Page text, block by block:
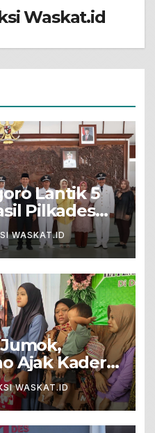
Waskat.id
Lantik 5
Pilkades
Waktu
WASKAT.ID
Ajak Kader
Keluarga
WASKAT.ID